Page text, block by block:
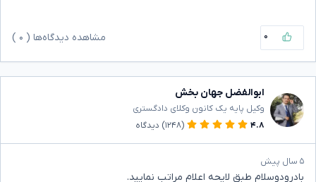
۰ مشاهده دیدگاه‌ها ( ۰
ابوالفضل جهان بخش
وکیل پایه یک کانون وکلای دادگستری
۴.۸
(۱۲۴۸) دیدگاه
۵ سال پیش
بادرودوسلام طبق لایحه اعلام مراتب نمایید.